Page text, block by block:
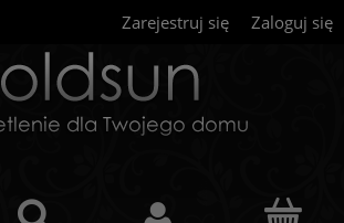
Zarejestruj się Zaloguj się